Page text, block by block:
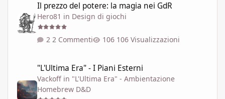
Il prezzo del potere: la magia nei GdR
Hero81 in Design di giochi
2 Commenti 106 Visualizzazioni
"L'Ultima Era" - I Piani Esterni
Vackoff in "L'Ultima Era" - Ambientazione
Homebrew D&D